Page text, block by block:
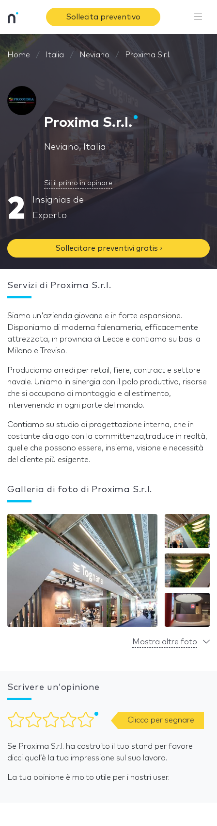
Sollecita preventivo
Home Italia Neviano Proxima S.r.l.
Proxima S.r.l.
Neviano, Italia
Sii il primo in opinare
2
Insignias de
Experto
Sollecitare preventivi gratis ›
Servizi di Proxima S.r.l.
Siamo un'azienda giovane e in forte espansione.
Disponiamo di moderna falenameria, efficacemente
attrezzata, in provincia di Lecce e contiamo su basi a
Milano e Treviso.
Produciamo arredi per retail, fiere, contract e settore
navale. Uniamo in sinergia con il polo produttivo, risorse
che si occupano di montaggio e allestimento,
intervenendo in ogni parte del mondo.
Contiamo su studio di progettazione interna, che in
costante dialogo con la committenza,traduce in realtà,
quelle che possono essere, insieme, visione e necessità
del cliente più esigente.
Galleria di foto di Proxima S.r.l.
Mostra altre foto
Scrivere un’opinione
Clicca per segnare
Se Proxima S.r.l. ha costruito il tuo stand per favore
dicci qual’è la tua impressione sul suo lavoro.
La tua opinione è molto utile per i nostri user.